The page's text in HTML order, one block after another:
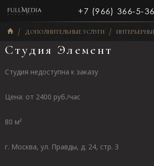
+7 (966) 366-5-
ДОПОЛНИТЕЛЬНЫЕ УСЛУГИ
Студия Элемент
Студия недоступна к заказу
Цена: от 2400 руб./час
80 м²
г. Москва, ул. Правды, д. 24, стр. 3